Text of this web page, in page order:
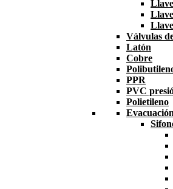
Válvulas
Latón
Cobre
PPR
PVC
Polietileno